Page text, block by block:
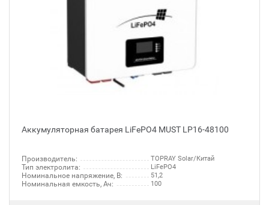
Аккумуляторная батарея LiFePO4 MUST LP16-48100
Производитель: TOPRAY Solar/Китай
Тип электролита: LiFePO4
Номинальное напряжение, В: 51,2
Номинальная емкость, Ач: 100